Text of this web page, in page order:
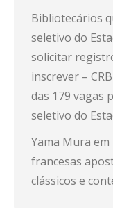
Bibliotecários
seletivo do
solicitar
inscrever –
das 179 vagas
seletivo do
Yama Mura em
francesas
clássicos e